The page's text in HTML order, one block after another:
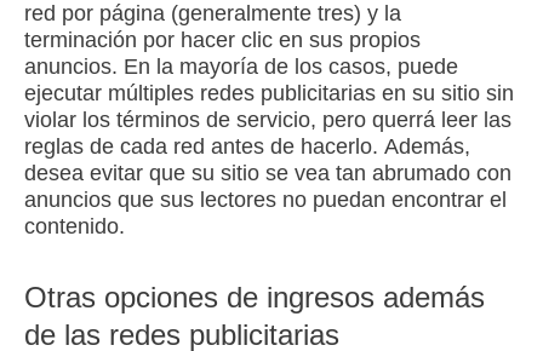
red por página (generalmente tres) y la
terminación por hacer clic en sus propios
anuncios. En la mayoría de los casos, puede
ejecutar múltiples redes publicitarias en su sitio sin
violar los términos de servicio, pero querrá leer las
reglas de cada red antes de hacerlo. Además,
desea evitar que su sitio se vea tan abrumado con
anuncios que sus lectores no puedan encontrar el
contenido.
Otras opciones de ingresos además
de las redes publicitarias